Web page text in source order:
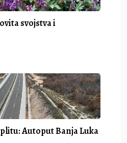
svojstva i
Autoput Banja Luka